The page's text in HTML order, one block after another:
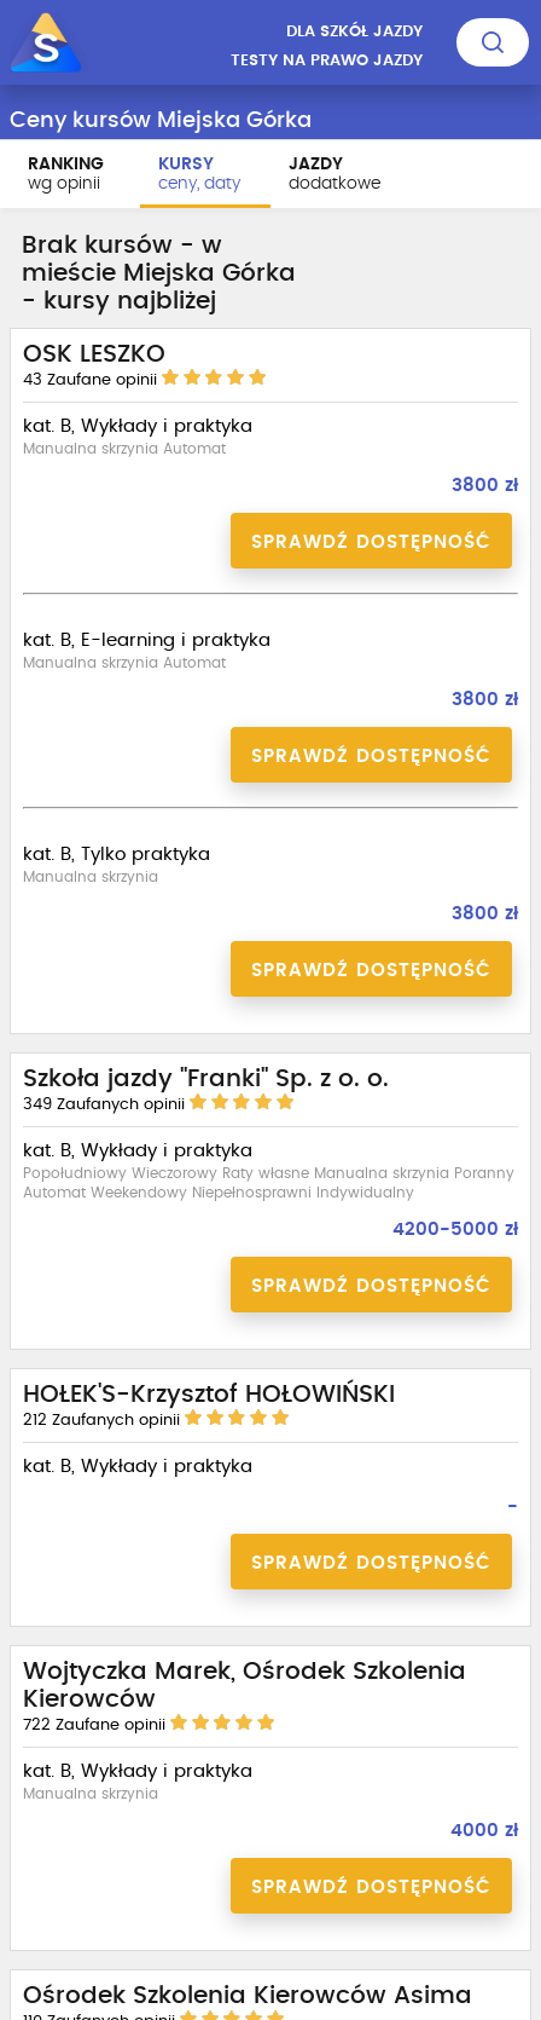
DLA SZKÓŁ JAZDY
TESTY NA PRAWO JAZDY
Ceny kursów Miejska Górka
RANKING
wg opinii
KURSY
ceny, daty
JAZDY
dodatkowe
Brak kursów - w
mieście Miejska Górka
- kursy najbliżej
OSK LESZKO
43 Zaufane opinii
kat. B, Wykłady i praktyka
Manualna skrzynia Automat
3800 zł
SPRAWDŹ DOSTĘPNOŚĆ
kat. B, E-learning i praktyka
Manualna skrzynia Automat
3800 zł
SPRAWDŹ DOSTĘPNOŚĆ
kat. B, Tylko praktyka
Manualna skrzynia
3800 zł
SPRAWDŹ DOSTĘPNOŚĆ
Szkoła jazdy "Franki" Sp. z o. o.
349 Zaufanych opinii
kat. B, Wykłady i praktyka
Popołudniowy Wieczorowy Raty własne Manualna skrzynia Poranny
Automat Weekendowy Niepełnosprawni Indywidualny
4200-5000 zł
SPRAWDŹ DOSTĘPNOŚĆ
HOŁEK'S-Krzysztof HOŁOWIŃSKI
212 Zaufanych opinii
kat. B, Wykłady i praktyka
-
SPRAWDŹ DOSTĘPNOŚĆ
Wojtyczka Marek, Ośrodek Szkolenia
Kierowców
722 Zaufane opinii
kat. B, Wykłady i praktyka
Manualna skrzynia
4000 zł
SPRAWDŹ DOSTĘPNOŚĆ
Ośrodek Szkolenia Kierowców Asima